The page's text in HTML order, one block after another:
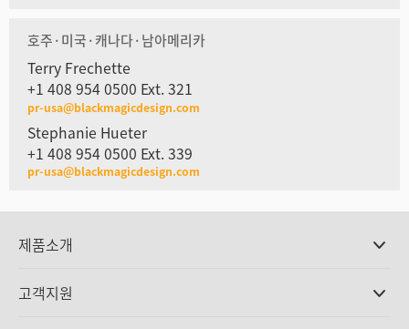
호주·미국·캐나다·남아메리카
Terry Frechette
+1 408 954 0500 Ext. 321
pr-usa@blackmagicdesign.com
Stephanie Hueter
+1 408 954 0500 Ext. 339
pr-usa@blackmagicdesign.com
제품소개
DaVinci Resolve와 Fusion 소프트웨어
고객지원